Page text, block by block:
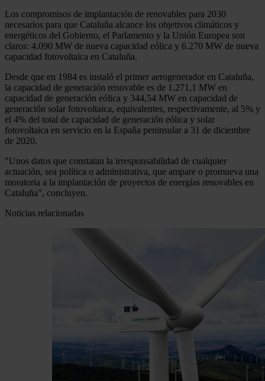
Los compromisos de implantación de renovables para 2030
necesarios para que Cataluña alcance los objetivos climáticos y
energéticos del Gobierno, el Parlamento y la Unión Europea son
claros: 4.090 MW de nueva capacidad eólica y 6.270 MW de nueva
capacidad fotovoltaica en Cataluña.
Desde que en 1984 es instaló el primer aerogenerador en Cataluña,
la capacidad de generación renovable es de 1.271,1 MW en
capacidad de generación eólica y 344,54 MW en capacidad de
generación solar fotovoltaica, equivalentes, respectivamente, al 5% y
el 4% del total de capacidad de generación eólica y solar
fotovoltaica en servicio en la España peninsular a 31 de diciembre
de 2020.
"Unos datos que constatan la irresponsabilidad de cualquier
actuación, sea política o administrativa, que ampare o promueva una
moratoria a la implantación de proyectos de energías renovables en
Cataluña", concluyen.
Noticias relacionadas